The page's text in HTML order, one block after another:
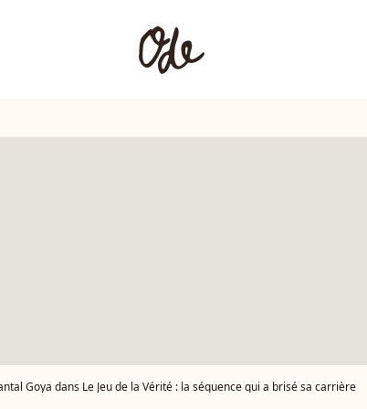
Goya dans Le Jeu de la Vérité : la séquence qui a brisé sa carrière